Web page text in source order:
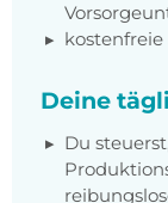
Deine
Du